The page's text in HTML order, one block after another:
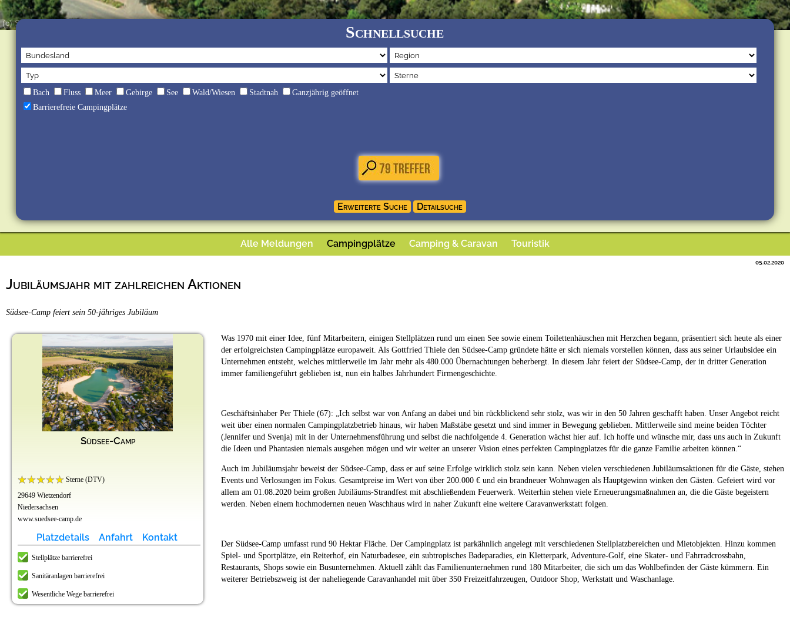
(c) Südsee-Camp Schnellsuche
Bach Fluss Meer Gebirge See Wald/Wiesen Stadtnah
Ganzjährig geöffnet
Barrierefreie Campingplätze
Alle Meldungen Campingplätze Camping & Caravan Touristik
Jubiläumsjahr mit zahlreichen Aktionen
05.02.2020
Südsee-Camp feiert sein 50-jähriges Jubiläum
Südsee-Camp
Sterne (DTV)
29649 Wietzendorf
Niedersachsen
www.suedsee-camp.de
Platzdetails Anfahrt Kontakt
Stellplätze barrierefrei
Sanitäranlagen barrierefrei
Wesentliche Wege barrierefrei
Was 1970 mit einer Idee, fünf Mitarbeitern, einigen Stellplätzen rund um einen See sowie einem Toilettenhäuschen mit Herzchen begann, präsentiert sich heute als einer
der erfolgreichsten Campingplätze europaweit. Als Gottfried Thiele den Südsee-Camp gründete hätte er sich niemals vorstellen können, dass aus seiner Urlaubsidee ein
Unternehmen entsteht, welches mittlerweile im Jahr mehr als 480.000 Übernachtungen beherbergt. In diesem Jahr feiert der Südsee-Camp, der in dritter Generation
immer familiengeführt geblieben ist, nun ein halbes Jahrhundert Firmengeschichte.
Geschäftsinhaber Per Thiele (67): „Ich selbst war von Anfang an dabei und bin rückblickend sehr stolz, was wir in den 50 Jahren geschafft haben. Unser Angebot reicht
weit über einen normalen Campingplatzbetrieb hinaus, wir haben Maßstäbe gesetzt und sind immer in Bewegung geblieben. Mittlerweile sind meine beiden Töchter
(Jennifer und Svenja) mit in der Unternehmensführung und selbst die nachfolgende 4. Generation wächst hier auf. Ich hoffe und wünsche mir, dass uns auch in Zukunft
die Ideen und Phantasien niemals ausgehen mögen und wir weiter an unserer Vision eines perfekten Campingplatzes für die ganze Familie arbeiten können.“
Auch im Jubiläumsjahr beweist der Südsee-Camp, dass er auf seine Erfolge wirklich stolz sein kann. Neben vielen verschiedenen Jubiläumsaktionen für die Gäste, stehen
Events und Verlosungen im Fokus. Gesamtpreise im Wert von über 200.000 € und ein brandneuer Wohnwagen als Hauptgewinn winken den Gästen. Gefeiert wird vor
allem am 01.08.2020 beim großen Jubiläums-Strandfest mit abschließendem Feuerwerk. Weiterhin stehen viele Erneuerungsmaßnahmen an, die die Gäste begeistern
werden. Neben einem hochmodernen neuen Waschhaus wird in naher Zukunft eine weitere Caravanwerkstatt folgen.
Der Südsee-Camp umfasst rund 90 Hektar Fläche. Der Campingplatz ist parkähnlich angelegt mit verschiedenen Stellplatzbereichen und Mietobjekten. Hinzu kommen
Spiel- und Sportplätze, ein Reiterhof, ein Naturbadesee, ein subtropisches Badeparadies, ein Kletterpark, Adventure-Golf, eine Skater- und Fahrradcrossbahn,
Restaurants, Shops sowie ein Busunternehmen. Aktuell zählt das Familienunternehmen rund 180 Mitarbeiter, die sich um das Wohlbefinden der Gäste kümmern. Ein
weiterer Betriebszweig ist der naheliegende Caravanhandel mit über 350 Freizeitfahrzeugen, Outdoor Shop, Werkstatt und Waschanlage.